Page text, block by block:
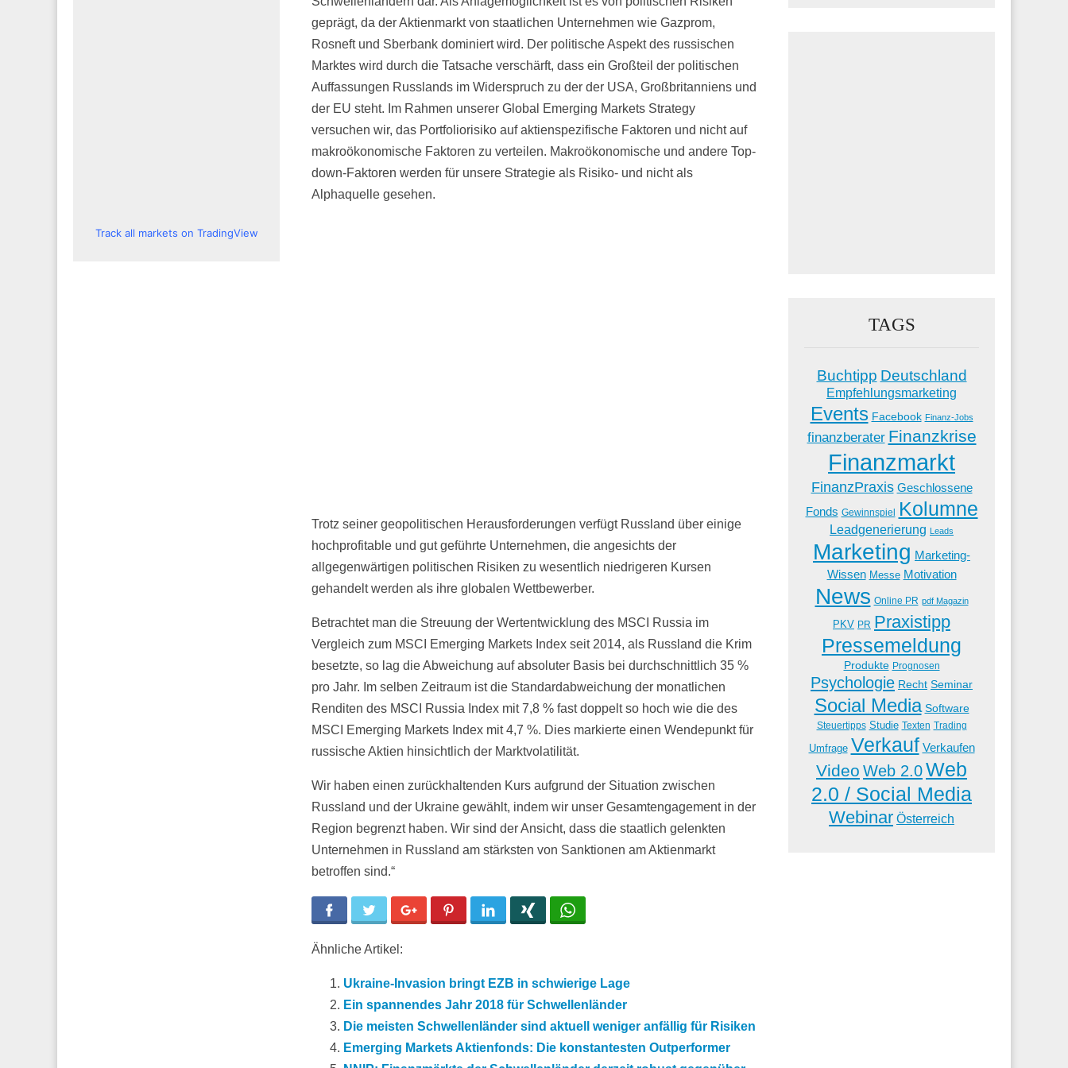
geprägt, da der Aktienmarkt von staatlichen Unternehmen wie Gazprom,
Rosneft und Sberbank dominiert wird. Der politische Aspekt des russischen
Marktes wird durch die Tatsache verschärft, dass ein Großteil der politischen
Auffassungen Russlands im Widerspruch zu der der USA, Großbritanniens und
der EU steht. Im Rahmen unserer Global Emerging Markets Strategy
versuchen wir, das Portfoliorisiko auf aktienspezifische Faktoren und nicht auf
makroökonomische Faktoren zu verteilen. Makroökonomische und andere Top-
down-Faktoren werden für unsere Strategie als Risiko- und nicht als
Alphaquelle gesehen.
Trotz seiner geopolitischen Herausforderungen verfügt Russland über einige
hochprofitable und gut geführte Unternehmen, die angesichts der
allgegenwärtigen politischen Risiken zu wesentlich niedrigeren Kursen
gehandelt werden als ihre globalen Wettbewerber.
Betrachtet man die Streuung der Wertentwicklung des MSCI Russia im
Vergleich zum MSCI Emerging Markets Index seit 2014, als Russland die Krim
besetzte, so lag die Abweichung auf absoluter Basis bei durchschnittlich 35 %
pro Jahr. Im selben Zeitraum ist die Standardabweichung der monatlichen
Renditen des MSCI Russia Index mit 7,8 % fast doppelt so hoch wie die des
MSCI Emerging Markets Index mit 4,7 %. Dies markierte einen Wendepunkt für
russische Aktien hinsichtlich der Marktvolatilität.
Wir haben einen zurückhaltenden Kurs aufgrund der Situation zwischen
Russland und der Ukraine gewählt, indem wir unser Gesamtengagement in der
Region begrenzt haben. Wir sind der Ansicht, dass die staatlich gelenkten
Unternehmen in Russland am stärksten von Sanktionen am Aktienmarkt
betroffen sind.“
Facebook Twitter Google+ Pinterest LinkedIn
Ähnliche Artikel:
Ukraine-Invasion bringt EZB in schwierige Lage
Ein spannendes Jahr 2018 für Schwellenländer
Die meisten Schwellenländer sind aktuell weniger anfällig für Risiken
Emerging Markets Aktienfonds: Die konstantesten Outperformer
Track all markets on TradingView
TAGS
Buchtipp Deutschland
Empfehlungsmarketing
Events Facebook Finanz-Jobs
finanzberater Finanzkrise
Finanzmarkt
FinanzPraxis Geschlossene
Fonds Gewinnspiel Kolumne
Leadgenerierung Leads
Marketing Marketing-
Wissen Messe Motivation
News Online PR pdf Magazin
PKV PR Praxistipp
Pressemeldung
Produkte Prognosen
Psychologie Recht Seminar
Social Media Software
Steuertipps Studie Texten Trading
Umfrage Verkauf Verkaufen
Video Web 2.0Web
2.0 / Social Media
Webinar Österreich